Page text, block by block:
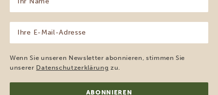
Name
(erforderlich)
Mail-
Adresse
(erforderlich)
Wenn Sie unseren Newsletter abonnieren, stimmen Sie
unserer Datenschutzerklärung zu.